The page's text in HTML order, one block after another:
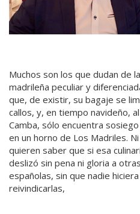
Muchos son los que dudan de
madrileña peculiar y
que, de existir, su bagaje se
callos, y, en tiempo navideño,
Camba, sólo encuentra
en un horno de Los Madriles.
quieren saber que si esa
deslizó sin pena ni gloria a
españolas, sin que nadie
reivindicarlas,